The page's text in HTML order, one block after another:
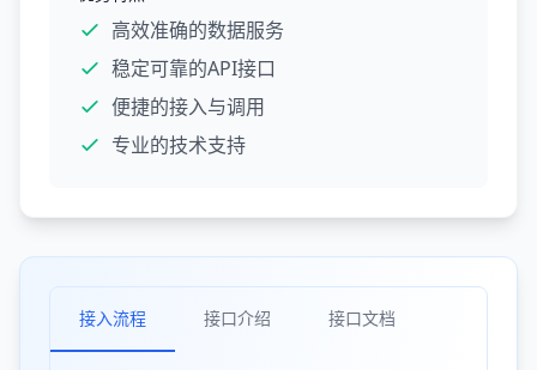
高效准确的数据服务
稳定可靠的API接口
便捷的接入与调用
专业的技术支持
接入流程 接口介绍 接口文档